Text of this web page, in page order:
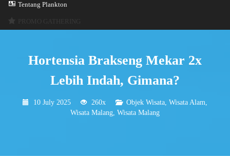
Tentang Plankton
Hortensia Brakseng Mekar 2x
Lebih Indah, Gimana?
10 July 2025 260x Objek Wisata Wisata Alam
Wisata Malang Wisata Malang